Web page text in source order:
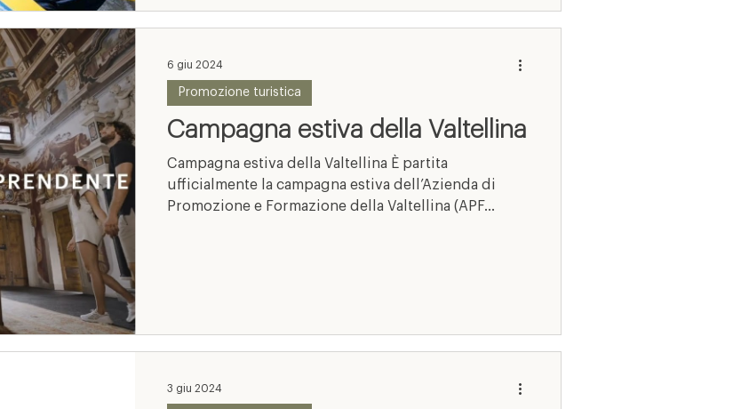
Campagna estiva della Valtellina
Campagna estiva della Valtellina È partita
ufficialmente la campagna estiva dell’Azienda di
Promozione e Formazione della Valtellina (APF...
Promozione turistica
6 giu 2024
3 giu 2024